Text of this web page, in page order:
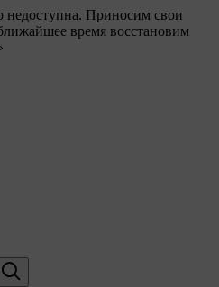
недоступна. Приносим свои
время восстановим